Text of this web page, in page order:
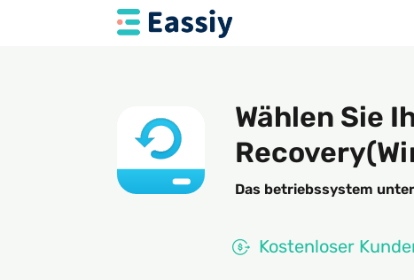
Wählen Sie
Das betriebssystem
Kostenloser